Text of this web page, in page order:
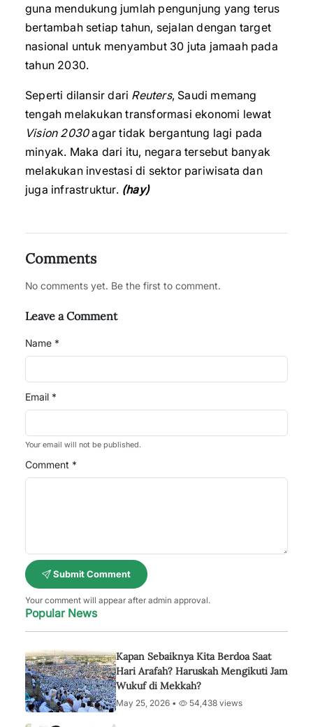
guna mendukung jumlah pengunjung yang terus
bertambah setiap tahun, sejalan dengan target
nasional untuk menyambut 30 juta jamaah pada
tahun 2030.
Seperti dilansir dari Reuters, Saudi memang
tengah melakukan transformasi ekonomi lewat
Vision 2030agar tidak bergantung lagi pada
minyak. Maka dari itu, negara tersebut banyak
melakukan investasi di sektor pariwisata dan
juga infrastruktur. (hay)
Comments
No comments yet. Be the first to comment.
Leave a Comment
Name *
Email *
Your email will not be published.
Comment *
Submit Comment
Your comment will appear after admin approval.
Popular News
Kapan Sebaiknya Kita Berdoa Saat
Hari Arafah? Haruskah Mengikuti Jam
Wukuf di Mekkah?
May 25, 2026 • 54,438 views